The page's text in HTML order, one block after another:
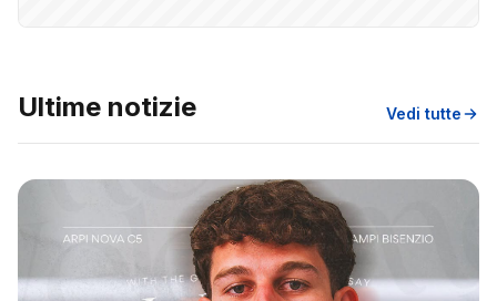
Ultime notizie Vedi tutte